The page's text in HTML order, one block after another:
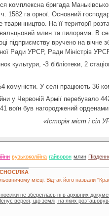
комплексна бригада
1582 га орної. Основний
тваринництво. На її території
млин та пилорама. В
підприємству вручено на вічне
Ради УРСР, Ради Міністрів
культури, -З бібліотеки, 2
54 комуністи. У селі працюють 36
у Червоній Армії перебувало
воїн був нагороджений
«Історія міст і сіл
вузькоколійна гайворон млин
місці. Відтак його назвали
не збереглась ні в архівних
версія, що землі, на яких